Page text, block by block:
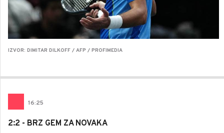
IZVOR: DIMITAR DILKOFF / AFP / PROFIMEDIA
16:25
2:2 - BRZ GEM ZA NOVAKA